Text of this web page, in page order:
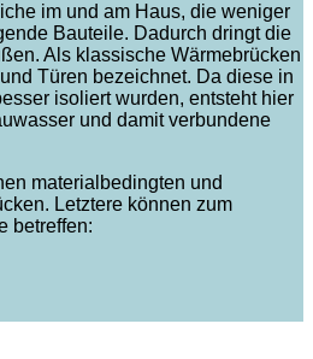
im und am Haus, die weniger
Bauteile. Dadurch dringt die
Als klassische Wärmebrücken
Türen bezeichnet. Da diese in
isoliert wurden, entsteht hier
und damit verbundene
materialbedingten und
Letztere können zum
betreffen: